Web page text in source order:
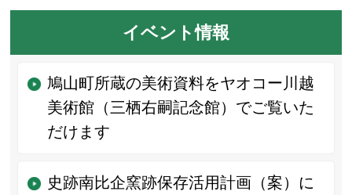
イベント情報
鳩山町所蔵の美術資料をヤオコー川越
美術館（三栖右嗣記念館）でご覧いた
だけます
史跡南比企窯跡保存活用計画（案）に